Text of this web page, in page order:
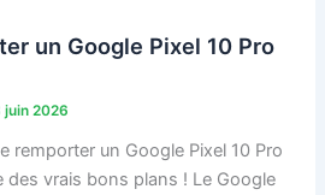
un Google Pixel 10 Pro
juin 2026
remporter un Google Pixel 10 Pro
des vrais bons plans ! Le Google